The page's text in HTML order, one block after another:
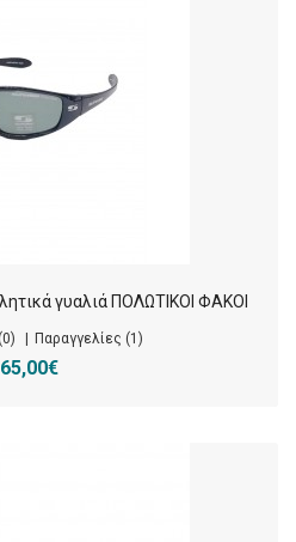
γυαλιά ΠΟΛΩΤΙΚΟΙ ΦΑΚΟΙ
(0) Παραγγελίες (1)
65,00€